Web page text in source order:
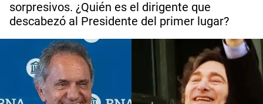
sorpresivos. ¿Quién es el dirigente que
descabezó al Presidente del primer lugar?